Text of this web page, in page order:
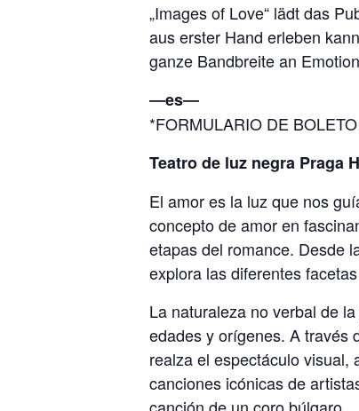
„Images of Love“ lädt das
aus erster Hand erleben
ganze Bandbreite an
―es―
*FORMULARIO DE
Teatro de luz negra Praga
El amor es la luz que nos
concepto de amor en
etapas del romance. Desde
explora las diferentes
La naturaleza no verbal de
edades y orígenes. A través
realza el espectáculo visual,
canciones icónicas de